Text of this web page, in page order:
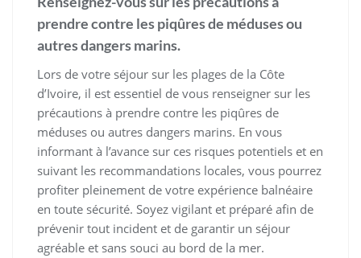
prendre contre les piqûres de méduses ou
autres dangers marins.
Lors de votre séjour sur les plages de la Côte
d’Ivoire, il est essentiel de vous renseigner sur les
précautions à prendre contre les piqûres de
méduses ou autres dangers marins. En vous
informant à l’avance sur ces risques potentiels et en
suivant les recommandations locales, vous pourrez
profiter pleinement de votre expérience balnéaire
en toute sécurité. Soyez vigilant et préparé afin de
prévenir tout incident et de garantir un séjour
agréable et sans souci au bord de la mer.